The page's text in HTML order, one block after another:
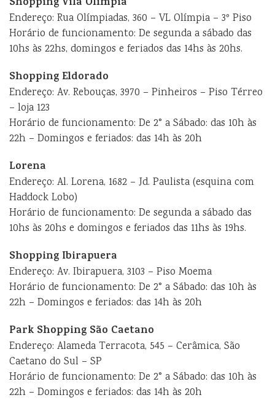
Endereço: Rua Olímpiadas, 360 – VL Olímpia – 3º Piso
Horário de funcionamento: De segunda a sábado das
10hs às 22hs, domingos e feriados das 14hs às 20hs.
Shopping Eldorado
Endereço: Av. Rebouças, 3970 – Pinheiros – Piso Térreo
– loja 123
Horário de funcionamento: De 2° a Sábado: das 10h às
22h – Domingos e feriados: das 14h às 20h
Lorena
Endereço: Al. Lorena, 1682 – Jd. Paulista (esquina com
Haddock Lobo)
Horário de funcionamento: De segunda a sábado das
10hs às 20hs e domingos e feriados das 11hs às 19hs.
Shopping Ibirapuera
Endereço: Av. Ibirapuera, 3103 – Piso Moema
Horário de funcionamento: De 2° a Sábado: das 10h às
22h – Domingos e feriados: das 14h às 20h
Park Shopping São Caetano
Endereço: Alameda Terracota, 545 – Cerâmica, São
Caetano do Sul – SP
Horário de funcionamento: De 2° a Sábado: das 10h às
22h – Domingos e feriados: das 14h às 20h